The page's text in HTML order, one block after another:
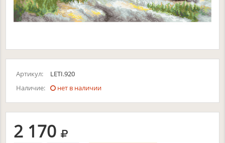
Артикул:
LETI.920
Наличие:
нет в наличии
2 170 руб.